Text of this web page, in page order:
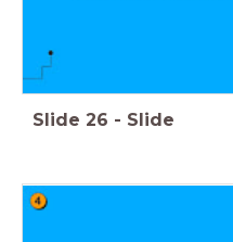
Slide 26 - Slide